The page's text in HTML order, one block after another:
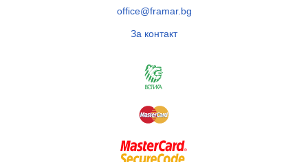
office@framar.bg
За контакт